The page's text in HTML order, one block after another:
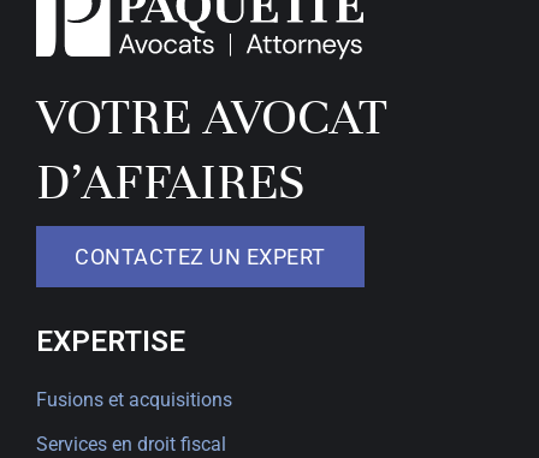
VOTRE AVOCAT
D’AFFAIRES
CONTACTEZ UN EXPERT
EXPERTISE
Fusions et acquisitions
Services en droit fiscal